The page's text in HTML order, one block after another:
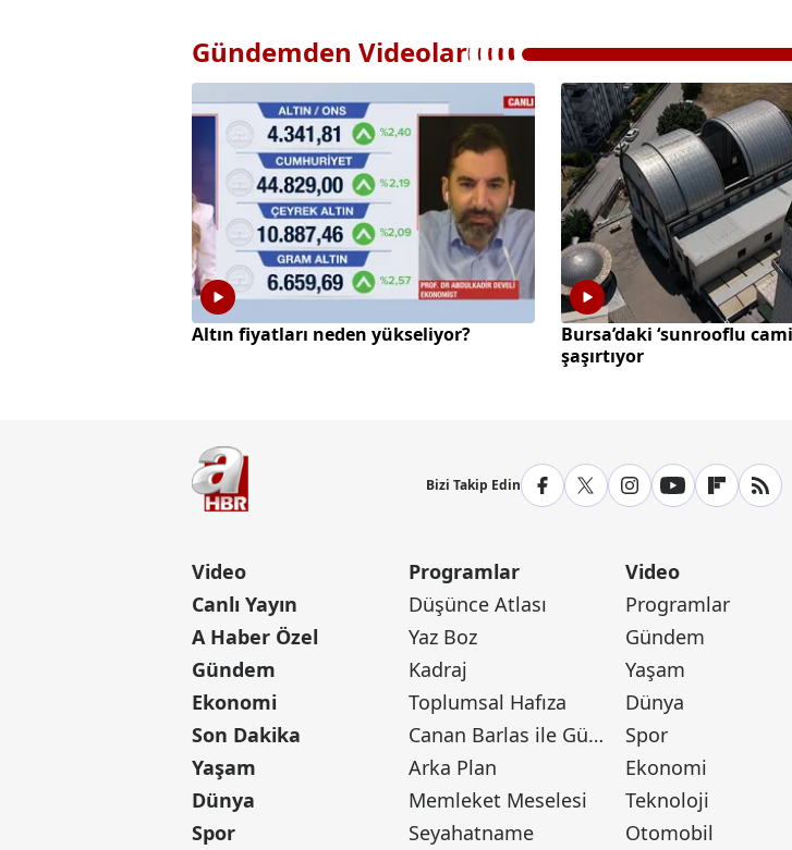
Gündemden Videolar
Altın fiyatları neden yükseliyor?
Bursa’daki ‘sunrooflu
şaşırtıyor
Bizi Takip Edin
Video
Canlı Yayın
A Haber Özel
Gündem
Ekonomi
Son Dakika
Yaşam
Dünya
Spor
Programlar
Düşünce Atlası
Yaz Boz
Kadraj
Toplumsal Hafıza
Canan Barlas ile Gündem
Arka Plan
Memleket Meselesi
Seyahatname
Video
Programlar
Gündem
Yaşam
Dünya
Spor
Ekonomi
Teknoloji
Otomobil